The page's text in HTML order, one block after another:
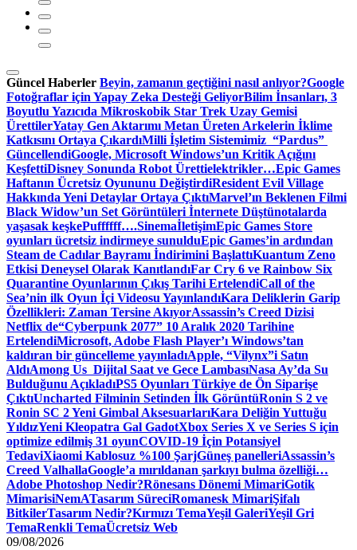
Güncel Haberler Beyin, zamanın geçtiğini nasıl anlıyor?Google
Fotoğraflar için Yapay Zeka Desteği GeliyorBilim İnsanları, 3
Boyutlu Yazıcıda Mikroskobik Star Trek Uzay Gemisi
ÜrettilerYatay Gen Aktarımı Metan Üreten Arkelerin İklime
Katkısını Ortaya ÇıkardıMilli İşletim Sistemimiz “Pardus”
GüncellendiGoogle, Microsoft Windows’un Kritik Açığını
KeşfettiDisney Sonunda Robot Ürettielektrikler…Epic Games
Haftanın Ücretsiz Oyununu DeğiştirdiResident Evil Village
Hakkında Yeni Detaylar Ortaya ÇıktıMarvel’ın Beklenen Filmi
Black Widow’un Set Görüntüleri İnternete Düştünotalarda
yaşasak keşkePuffffff….SinemaİletişimEpic Games Store
oyunları ücretsiz indirmeye sunulduEpic Games’in ardından
Steam de Cadılar Bayramı İndirimini BaşlattıKuantum Zeno
Etkisi Deneysel Olarak KanıtlandıFar Cry 6 ve Rainbow Six
Quarantine Oyunlarının Çıkış Tarihi ErtelendiCall of the
Sea’nin ilk Oyun İçi Videosu YayınlandıKara Deliklerin Garip
Özellikleri: Zaman Tersine AkıyorAssassin’s Creed Dizisi
Netflix de“Cyberpunk 2077” 10 Aralık 2020 Tarihine
ErtelendiMicrosoft, Adobe Flash Player’ı Windows’tan
kaldıran bir güncelleme yayınladıApple, “Vilynx”i Satın
AldıAmong Us Dijital Saat ve Gece LambasıNasa Ay’da Su
Bulduğunu AçıkladıPS5 Oyunları Türkiye de Ön Siparişe
ÇıktıUncharted Filminin Setinden İlk GörüntüRonin S 2 ve
Ronin SC 2 Yeni Gimbal AksesuarlarıKara Deliğin Yuttuğu
YıldızYeni Kleopatra Gal GadotXbox Series X ve Series S için
optimize edilmiş 31 oyunCOVID-19 İçin Potansiyel
TedaviXiaomi Kablosuz %100 ŞarjGüneş panelleriAssassin’s
Creed ValhallaGoogle’a mırıldanan şarkıyı bulma özelliği…
Adobe Photoshop Nedir?Rönesans Dönemi MimariGotik
MimarisiNemATasarım SüreciRomanesk MimariŞifalı
BitkilerTasarım Nedir?Kırmızı TemaYeşil GaleriYeşil Gri
TemaRenkli TemaÜcretsiz Web
09/08/2026